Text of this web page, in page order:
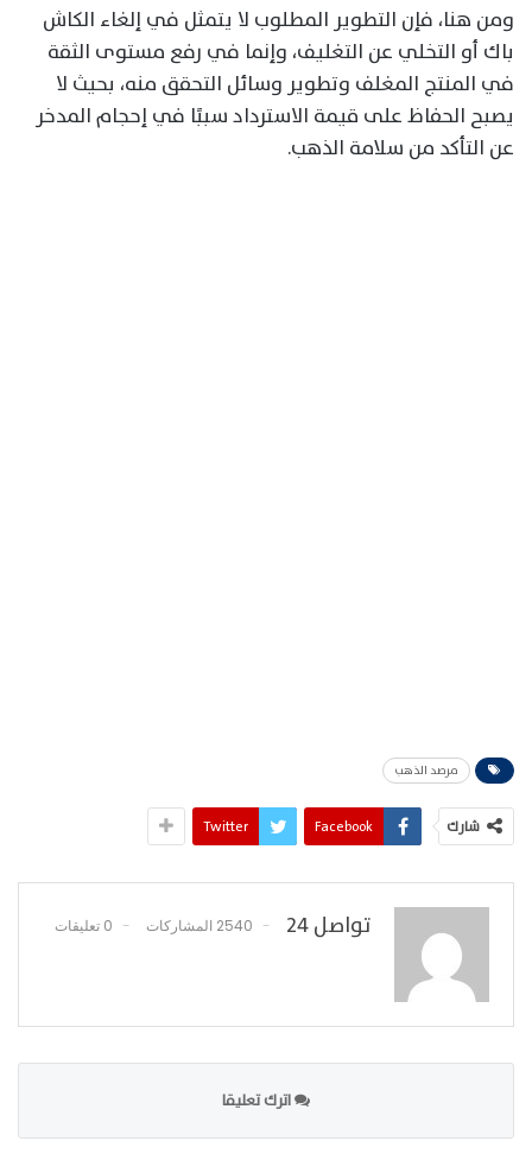
ومن هنا، فإن التطوير المطلوب لا يتمثل في إلغاء الكاش
باك أو التخلي عن التغليف، وإنما في رفع مستوى الثقة
في المنتج المغلف وتطوير وسائل التحقق منه، بحيث لا
يصبح الحفاظ على قيمة الاسترداد سببًا في إحجام المدخر
عن التأكد من سلامة الذهب.
مرصد الذهب
شارك Facebook
Twitter
تواصل 24 2540 المشاركات 0 تعليقات
اترك تعليقا